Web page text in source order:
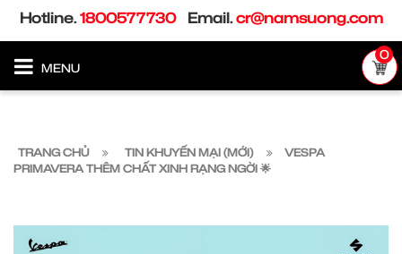
Hotline.1800577730 Email.cr@namsuong.com
MENU
0
TRANG CHỦ TIN KHUYẾN MẠI (MỚI)
VESPA
PRIMAVERA THÊM CHẤT XINH RẠNG NGỜI 🌟